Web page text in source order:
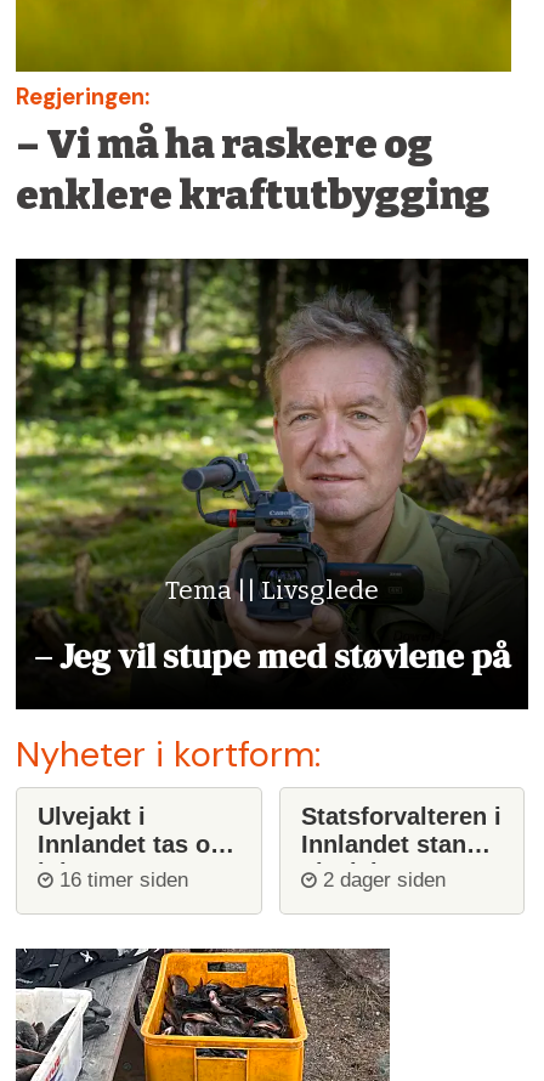
Regjeringen:
– Vi må ha raskere og
enklere kraftutbygging
Tema || Livsglede
– Jeg vil stupe med støvlene på
Nyheter i kortform:
Ulvejakt i
Innlandet tas opp
igjen
16 timer siden
Statsforvalteren i
Innlandet stanser
ulvejakt
2 dager siden